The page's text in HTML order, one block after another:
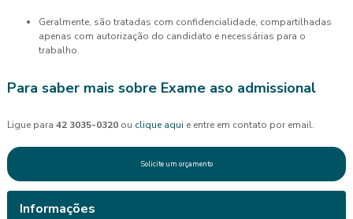
Geralmente, são tratadas com confidencialidade, compartilhadas
apenas com autorização do candidato e necessárias para o
trabalho.
Para saber mais sobre Exame aso admissional
Ligue para 42 3035-0320 ou clique aqui e entre em contato por email.
Solicite um orçamento
Informações